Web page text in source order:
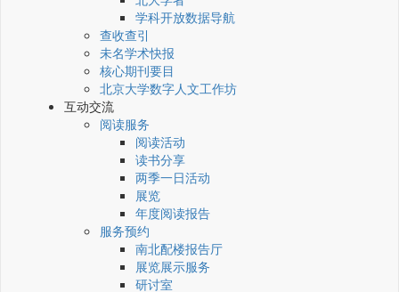
学科开放数据导航
查收查引
未名学术快报
核心期刊要目
北京大学数字人文工作坊
互动交流
阅读服务
阅读活动
读书分享
两季一日活动
展览
年度阅读报告
服务预约
南北配楼报告厅
展览展示服务
研讨室